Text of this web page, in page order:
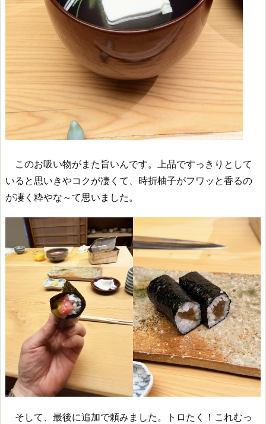
このお吸い物がまた旨いんです。上品ですっきりとして
いると思いきやコクが凄くて、時折柚子がフワッと香るの
が凄く粋やな～て思いました。
そして、最後に追加で頼みました。トロたく！これむっ